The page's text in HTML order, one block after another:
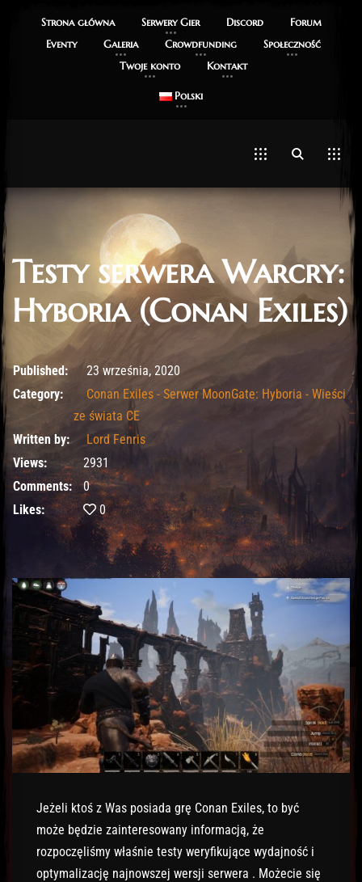
Strona główna Serwery Gier Discord
Forum
Eventy
Galeria Crowdfunding
Społeczność
Twoje konto
Kontakt
Polski
Testy serwera Warcry:
Hyboria (Conan Exiles)
23 września, 2020
Published: 23 września, 2020
Category:
Conan Exiles - Serwer MoonGate: Hyboria - Wieści
ze świata CE
Written by:
Lord Fenris
Views:
2931
Comments: 0
Likes:
0
Jeżeli ktoś z Was posiada grę Conan Exiles, to być
może będzie zainteresowany informacją, że
rozpoczęliśmy właśnie testy weryfikujące wydajność i
optymalizację najnowszej wersji serwera . Możecie się